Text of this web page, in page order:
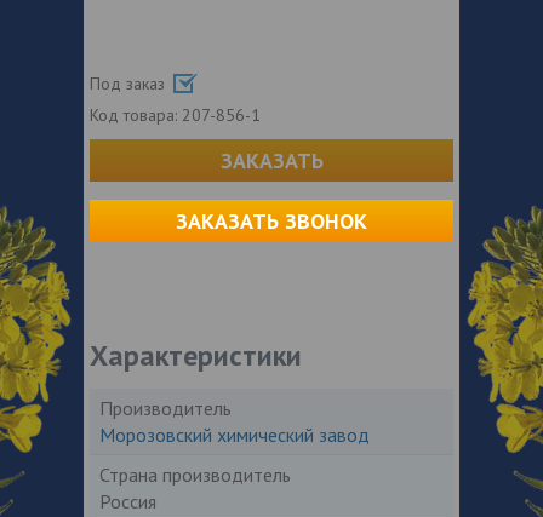
Под заказ
Код товара: 207-856-1
ЗАКАЗАТЬ
ЗАКАЗАТЬ ЗВОНОК
Характеристики
Производитель
Морозовский химический завод
Страна производитель
Россия